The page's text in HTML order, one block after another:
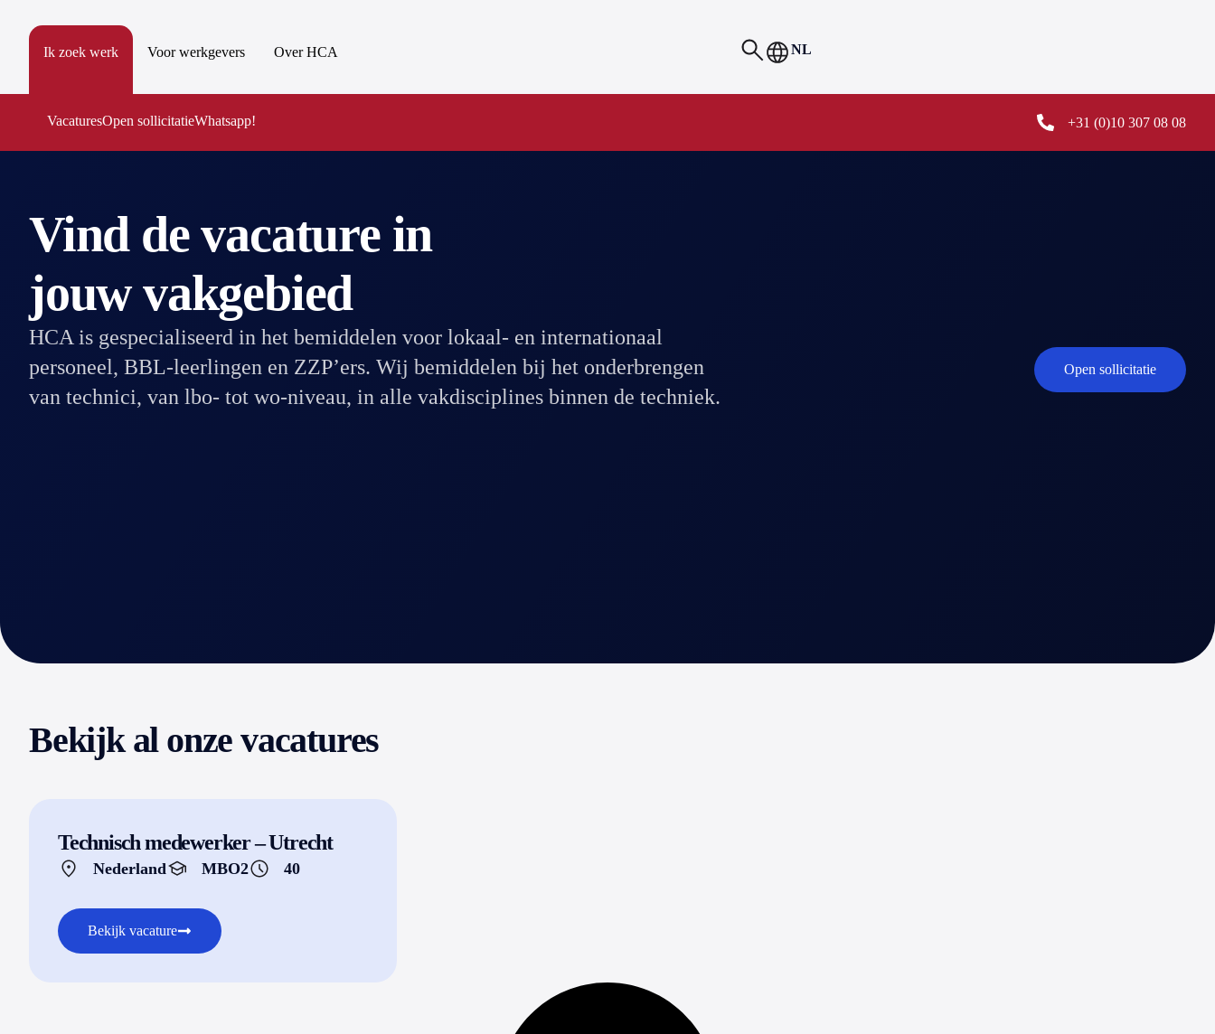
Ik zoek werk Voor werkgevers Over HCA NL
VacaturesOpen sollicitatieWhatsapp! +31 (0)10 307 08 08
Vind de vacature in
jouw vakgebied
HCA is gespecialiseerd in het bemiddelen voor lokaal- en internationaal
personeel, BBL-leerlingen en ZZP’ers. Wij bemiddelen bij het onderbrengen
van technici, van lbo- tot wo-niveau, in alle vakdisciplines binnen de techniek.
Open sollicitatie
Bekijk al onze vacatures
Technisch medewerker – Utrecht
Nederland MBO2 40
Bekijk vacature